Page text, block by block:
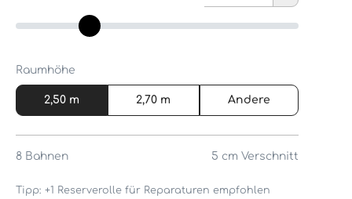
Raumhöhe
2,50 m 2,70 m Andere
8 Bahnen 5 cm Verschnitt
Tipp: +1 Reserverolle für Reparaturen empfohlen